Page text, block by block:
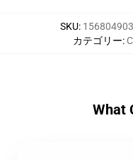
SKU:
カテゴリー:
What